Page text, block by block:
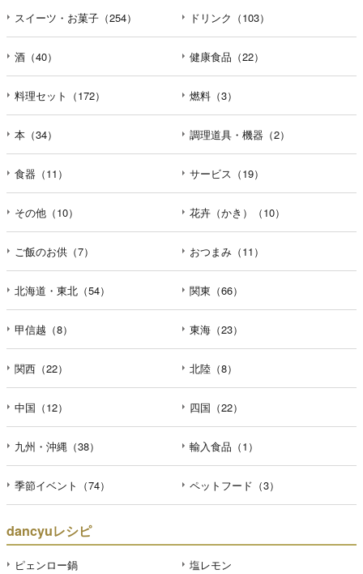
個人情報の提供は任意と致しますが、当社が依頼する情報
の提供がない場合、内容が正確でない場合はサービスの提
供やご対応等に支障をきたす可能性がございますのでご了
承下さい。
h）弊社は、弊社のウェブサイトへのアクセス状況につい
て、アクセスログ、Cookie（クッキー）等を用いて管理し
ています。これらには、お客様のお名前、ご住所、電話番
号、電子メールアドレスなど、お客様を特定する個人情報
は一切含まれておりません。
個人情報に関する問合わせ窓口
個人情報保護管理者：オペレーション部シニアマネージャ
ー
〒106-0044 東京都港区東麻布一丁目２７番１号 東麻布食
文化ビル４階
ＴＥＬ：050-5213-7688
ＦＡＸ：047-401-6847
スイーツ・お菓子（254） ドリンク（103）
酒（40） 健康食品（22）
料理セット（172） 燃料（3）
本（34） 調理道具・機器（2）
食器（11） サービス（19）
その他（10） 花卉（かき）（10）
ご飯のお供（7） おつまみ（11）
北海道・東北（54） 関東（66）
甲信越（8） 東海（23）
関西（22） 北陸（8）
中国（12） 四国（22）
九州・沖縄（38） 輸入食品（1）
季節イベント（74） ペットフード（3）
dancyuレシピ
ピェンロー鍋 塩レモン